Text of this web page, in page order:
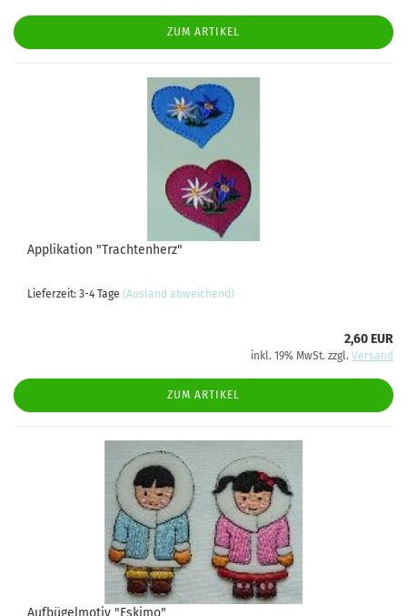
ZUM ARTIKEL
Applikation "Trachtenherz"
Lieferzeit: 3-4 Tage (Ausland abweichend)
2,60 EUR
inkl. 19% MwSt. zzgl. Versand
ZUM ARTIKEL
Aufbügelmotiv "Eskimo"